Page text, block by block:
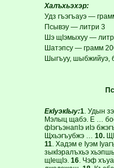
Халъхьэхэр:
Удз гъэгъауэ —
Псывэу — литри 3
Шэ щIэмыхуу —
Шатэпсу — грамм
Шыгъуу, шыбжийуэ,
ЕкIуэкIыу:1 . Удын
Мэлыц щабэ. Е …
фIэгъэнапIэ иIэ
Щхьэгъубжэ … 10.
11 . Хадэм е Iуэм
зыкIэралъхьэ
щIещIэ. 16. Чэф